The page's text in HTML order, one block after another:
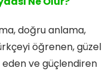
doğru anlama,
öğrenen, güzel
ve güçlendiren